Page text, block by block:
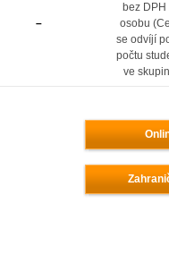
–
bez DPH
osobu
se odvíjí
počtu
ve